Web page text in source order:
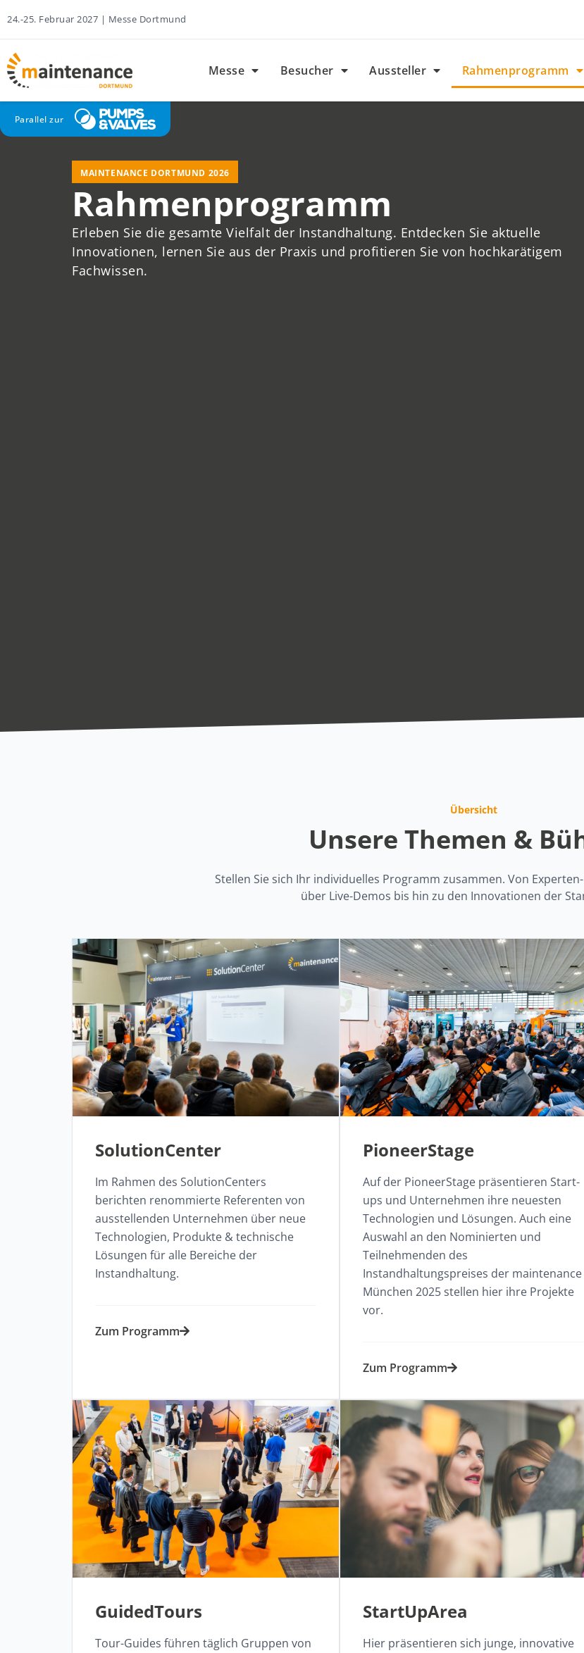
24.-25. Februar 2027 | Messe Dortmund
Messe Besucher Aussteller Rahmenprogramm
Parallel zur
MAINTENANCE DORTMUND 2026
Rahmenprogramm
Erleben Sie die gesamte Vielfalt der Instandhaltung. Entdecken Sie aktuelle
Innovationen, lernen Sie aus der Praxis und profitieren Sie von hochkarätigem
Fachwissen.
Übersicht
Unsere Themen &
Stellen Sie sich Ihr individuelles Programm zusammen. Von
über Live-Demos bis hin zu den Innovationen der
SolutionCenter
Im Rahmen des SolutionCenters
berichten renommierte Referenten von
ausstellenden Unternehmen über neue
Technologien, Produkte & technische
Lösungen für alle Bereiche der
Instandhaltung.​
Zum Programm
PioneerStage
Auf der PioneerStage präsentieren Start-
ups und Unternehmen ihre neuesten
Technologien und Lösungen. Auch eine
Auswahl an den Nominierten und
Teilnehmenden des
Instandhaltungspreises der maintenance
München 2025 stellen hier ihre Projekte
vor.
Zum Programm
GuidedTours
Tour-Guides führen täglich Gruppen von
StartUpArea
Hier präsentieren sich junge, innovative